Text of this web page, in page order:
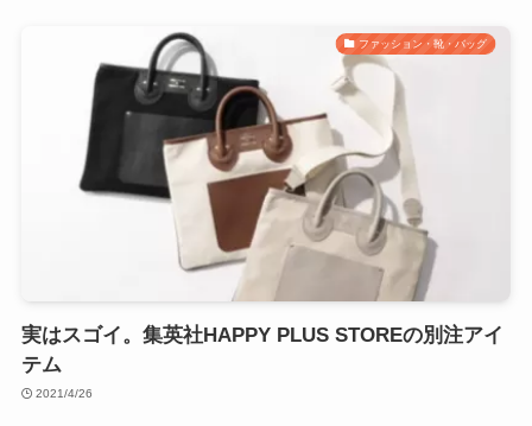
ファッション・靴・バッグ
実はスゴイ。集英社HAPPY PLUS STOREの別注アイ
テム
2021/4/26